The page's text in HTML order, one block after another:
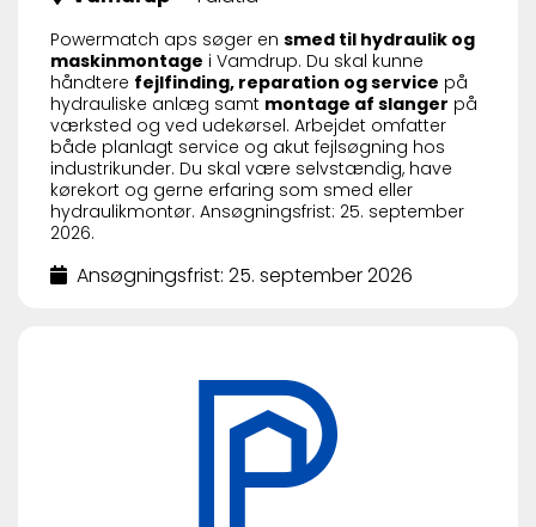
Powermatch aps søger en smed til hydraulik og
maskinmontage i Vamdrup. Du skal kunne
håndtere fejlfinding, reparation og service på
hydrauliske anlæg samt montage af slanger på
værksted og ved udekørsel. Arbejdet omfatter
både planlagt service og akut fejlsøgning hos
industrikunder. Du skal være selvstændig, have
kørekort og gerne erfaring som smed eller
hydraulikmontør. Ansøgningsfrist: 25. september
2026.
Ansøgningsfrist: 25. september 2026